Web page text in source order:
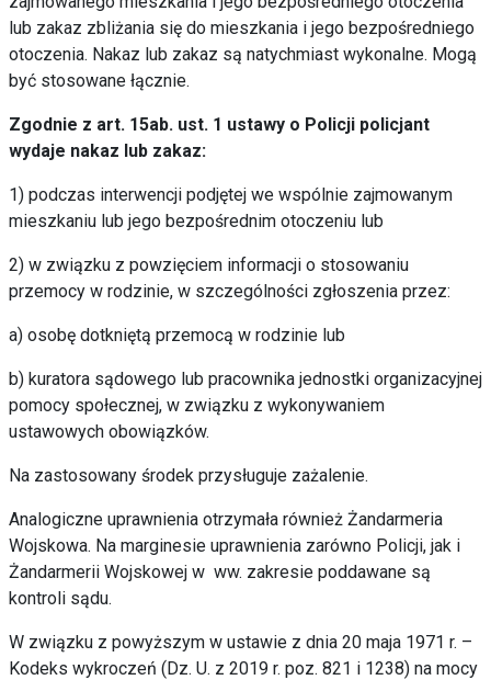
lub zakaz zbliżania się do mieszkania i jego bezpośredniego
otoczenia. Nakaz lub zakaz są natychmiast wykonalne. Mogą
być stosowane łącznie.
Zgodnie z art. 15ab. ust. 1 ustawy o Policji policjant
wydaje nakaz lub zakaz:
1) podczas interwencji podjętej we wspólnie zajmowanym
mieszkaniu lub jego bezpośrednim otoczeniu lub
2) w związku z powzięciem informacji o stosowaniu
przemocy w rodzinie, w szczególności zgłoszenia przez:
a) osobę dotkniętą przemocą w rodzinie lub
b) kuratora sądowego lub pracownika jednostki organizacyjnej
pomocy społecznej, w związku z wykonywaniem
ustawowych obowiązków.
Na zastosowany środek przysługuje zażalenie.
Analogiczne uprawnienia otrzymała również Żandarmeria
Wojskowa. Na marginesie uprawnienia zarówno Policji, jak i
Żandarmerii Wojskowej w ww. zakresie poddawane są
kontroli sądu.
W związku z powyższym w ustawie z dnia 20 maja 1971 r. –
Kodeks wykroczeń (Dz. U. z 2019 r. poz. 821 i 1238) na mocy